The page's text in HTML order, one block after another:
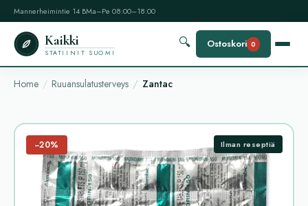
Mannerheimintie 14 BMa–Pe 08:00–18:00
Kaikki
STATIINIT SUOMI
🔍 Ostoskori 0
Home Ruuansulatusterveys Zantac
−20% Ilman reseptiä